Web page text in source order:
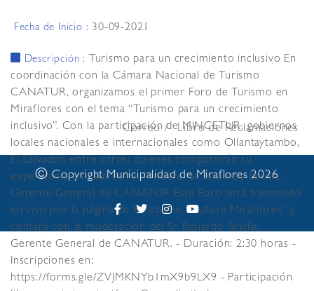
Fecha de Inicio :30-09-2021
Descripción :
Turismo para un crecimiento inclusivo En
coordinación con la Cámara Nacional de Turismo
CANATUR, organizamos el primer Foro de Turismo en
Miraflores con el tema “Turismo para un crecimiento
inclusivo”. Con la participación de MINCETUR, gobiernos
locales nacionales e internacionales como Ollantaytambo,
El Salvador, entre otros; quienes compartirán su
experiencia en este tema. Modera: Sr. Eduardo Sevilla,
Gerente General de CANATUR Este Foro será trasmitido
en vivo por la página de Facebook “Cultura Miraflores” y
contará con la moderación del Sr. Eduardo Sevilla,
Gerente General de CANATUR. - Duración: 2:30 horas -
Inscripciones en:
https://forms.gle/ZVJMKNYb1mX9b9LX9 - Participación
Correo Libro de Reclamaciones
©Copyright Municipalidad de Miraflores 2026